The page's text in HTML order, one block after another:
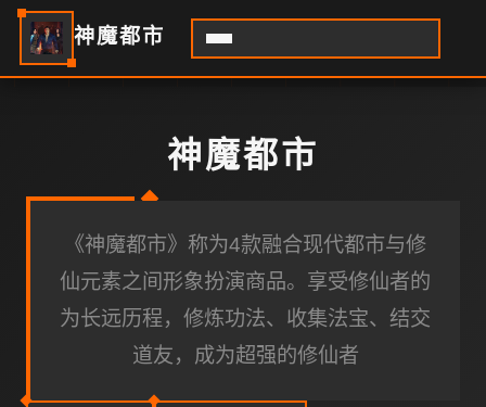
神魔都市
神魔都市
《神魔都市》称为4款融合现代都市与修
仙元素之间形象扮演商品。享受修仙者的
为长远历程，修炼功法、收集法宝、结交
道友，成为超强的修仙者